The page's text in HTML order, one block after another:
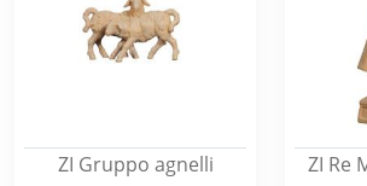
ZI Gruppo agnelli ZI Re